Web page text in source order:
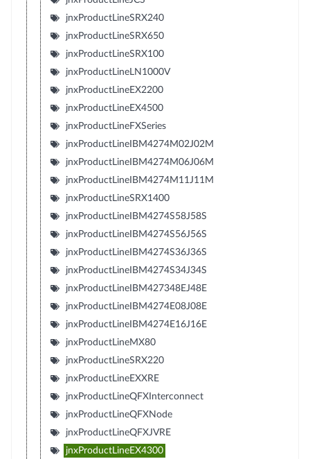
jnxProductLineSRX240
jnxProductLineSRX650
jnxProductLineSRX100
jnxProductLineLN1000V
jnxProductLineEX2200
jnxProductLineEX4500
jnxProductLineFXSeries
jnxProductLineIBM4274M02J02M
jnxProductLineIBM4274M06J06M
jnxProductLineIBM4274M11J11M
jnxProductLineSRX1400
jnxProductLineIBM4274S58J58S
jnxProductLineIBM4274S56J56S
jnxProductLineIBM4274S36J36S
jnxProductLineIBM4274S34J34S
jnxProductLineIBM427348EJ48E
jnxProductLineIBM4274E08J08E
jnxProductLineIBM4274E16J16E
jnxProductLineMX80
jnxProductLineSRX220
jnxProductLineEXXRE
jnxProductLineQFXInterconnect
jnxProductLineQFXNode
jnxProductLineQFXJVRE
jnxProductLineEX4300